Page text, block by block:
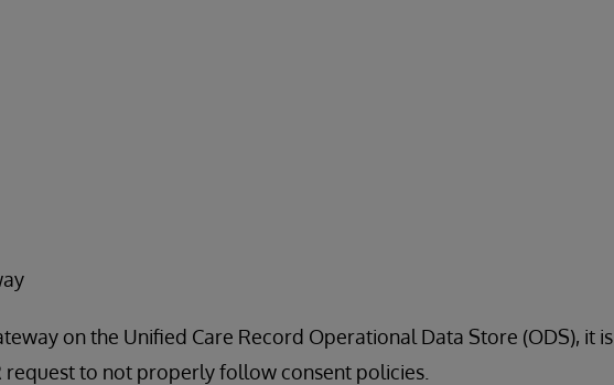
on the Unified Care Record Operational Data Store (ODS), it is
request to not properly follow consent policies.